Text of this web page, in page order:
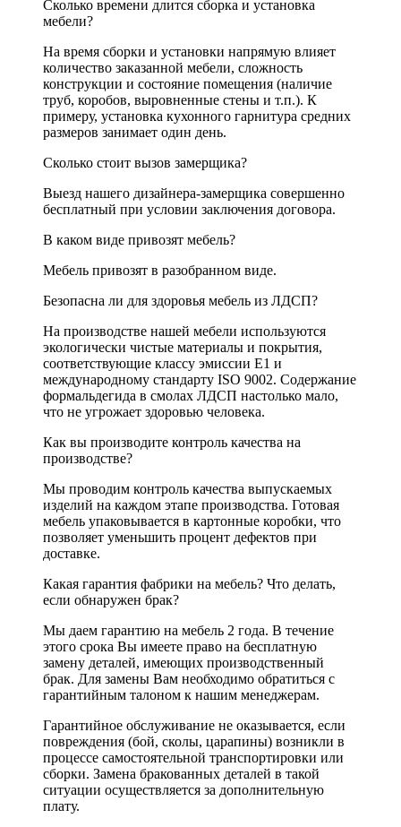
Сколько времени длится сборка и установка
мебели?
На время сборки и установки напрямую влияет
количество заказанной мебели, сложность
конструкции и состояние помещения (наличие
труб, коробов, выровненные стены и т.п.). К
примеру, установка кухонного гарнитура средних
размеров занимает один день.
Сколько стоит вызов замерщика?
Выезд нашего дизайнера-замерщика совершенно
бесплатный при условии заключения договора.
В каком виде привозят мебель?
Мебель привозят в разобранном виде.
Безопасна ли для здоровья мебель из ЛДСП?
На производстве нашей мебели используются
экологически чистые материалы и покрытия,
соответствующие классу эмиссии Е1 и
международному стандарту ISO 9002. Содержание
формальдегида в смолах ЛДСП настолько мало,
что не угрожает здоровью человека.
Как вы производите контроль качества на
производстве?
Мы проводим контроль качества выпускаемых
изделий на каждом этапе производства. Готовая
мебель упаковывается в картонные коробки, что
позволяет уменьшить процент дефектов при
доставке.
Какая гарантия фабрики на мебель? Что делать,
если обнаружен брак?
Мы даем гарантию на мебель 2 года. В течение
этого срока Вы имеете право на бесплатную
замену деталей, имеющих производственный
брак. Для замены Вам необходимо обратиться с
гарантийным талоном к нашим менеджерам.
Гарантийное обслуживание не оказывается, если
повреждения (бой, сколы, царапины) возникли в
процессе самостоятельной транспортировки или
сборки. Замена бракованных деталей в такой
ситуации осуществляется за дополнительную
плату.